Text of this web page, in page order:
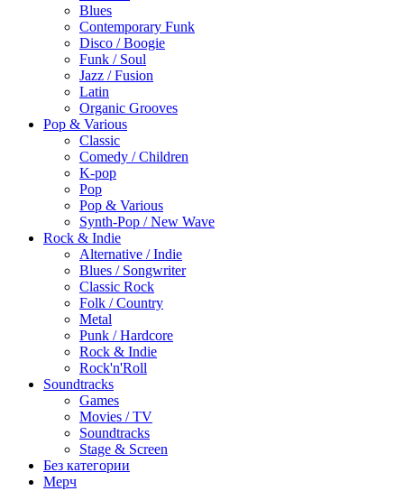
Blues
Contemporary Funk
Disco / Boogie
Funk / Soul
Jazz / Fusion
Latin
Organic Grooves
Pop & Various
Classic
Comedy / Children
K-pop
Pop
Pop & Various
Synth-Pop / New Wave
Rock & Indie
Alternative / Indie
Blues / Songwriter
Classic Rock
Folk / Country
Metal
Punk / Hardcore
Rock & Indie
Rock'n'Roll
Soundtracks
Games
Movies / TV
Soundtracks
Stage & Screen
Без категории
Мерч